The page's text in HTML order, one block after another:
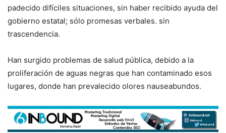
padecido difíciles situaciones, sin haber recibido ayuda del
gobierno estatal; sólo promesas verbales. sin
trascendencia.
Han surgido problemas de salud pública, debido a la
proliferación de aguas negras que han contaminado esos
lugares, donde han prevalecido olores nauseabundos.